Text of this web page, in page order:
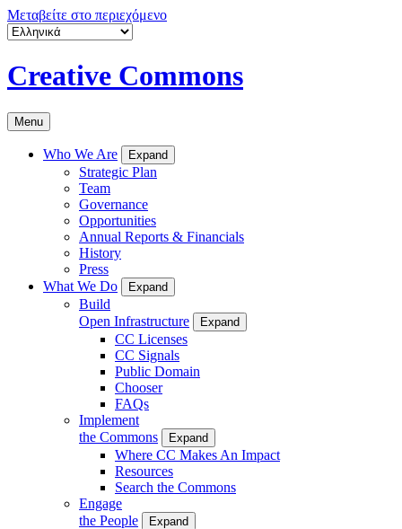
Μεταβείτε στο περιεχόμενο
Creative Commons
Menu
Who We Are Expand
Strategic Plan
Team
Governance
Opportunities
Annual Reports & Financials
History
Press
What We Do
Expand
Build
Open Infrastructure
Expand
CC Licenses
CC Signals
Public Domain
Chooser
FAQs
Implement
the Commons
Expand
Where CC Makes An Impact
Resources
Search the Commons
Engage
the People
Expand